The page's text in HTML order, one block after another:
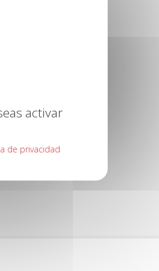
activar
de privacidad